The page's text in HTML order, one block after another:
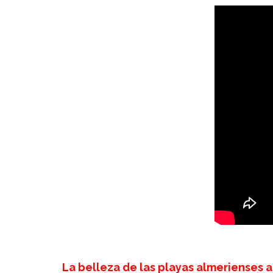
La belleza de las playas almerienses